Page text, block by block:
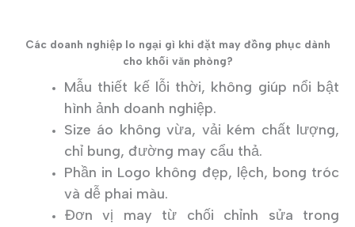
Các doanh nghiệp lo ngại gì khi đặt may đồng phục dành
cho khối văn phòng?
Mẫu thiết kế lỗi thời, không giúp nổi bật
hình ảnh doanh nghiệp.
Size áo không vừa, vải kém chất lượng,
chỉ bung, đường may cẩu thả.
Phần in Logo không đẹp, lệch, bong tróc
và dễ phai màu.
Đơn vị may từ chối chỉnh sửa trong